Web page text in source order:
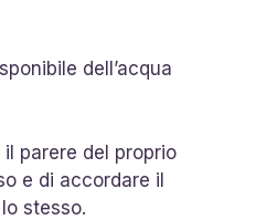
dell’acqua
parere del proprio
e di accordare il
stesso.